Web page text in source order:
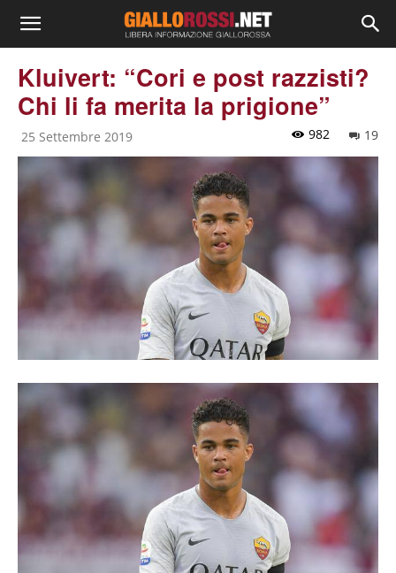
Kluivert: “Cori e post razzisti?
Chi li fa merita la prigione”
25 Settembre 2019 19
982